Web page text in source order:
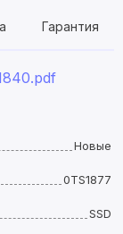
Гарантия
Новые
0TS1877
SSD